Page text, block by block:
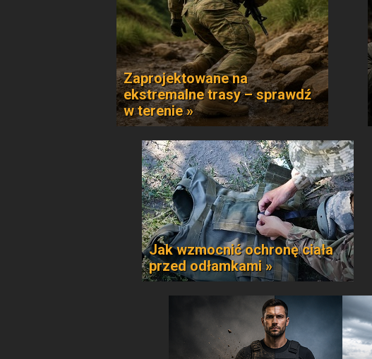
Zaprojektowane na
ekstremalne trasy – sprawdź
w terenie »
Jak wzmocnić ochronę ciała
przed odłamkami »